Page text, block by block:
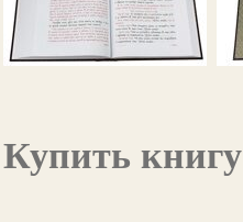
Купить книгу